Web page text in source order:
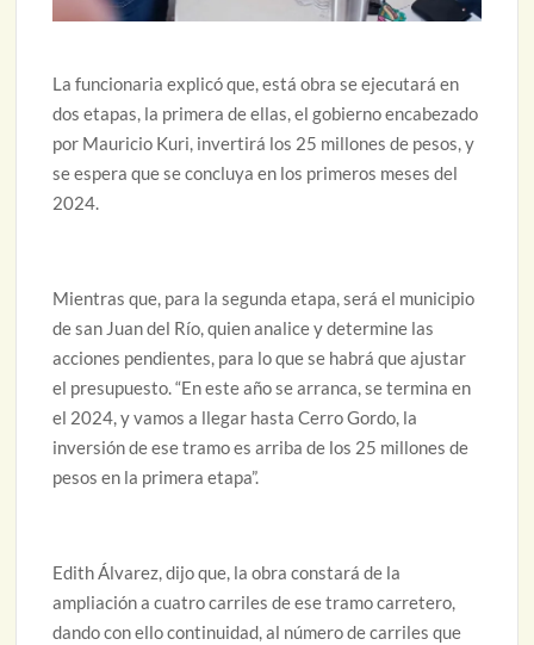
La funcionaria explicó que, está obra se ejecutará en
dos etapas, la primera de ellas, el gobierno encabezado
por Mauricio Kuri, invertirá los 25 millones de pesos, y
se espera que se concluya en los primeros meses del
2024.
Mientras que, para la segunda etapa, será el municipio
de san Juan del Río, quien analice y determine las
acciones pendientes, para lo que se habrá que ajustar
el presupuesto. “En este año se arranca, se termina en
el 2024, y vamos a llegar hasta Cerro Gordo, la
inversión de ese tramo es arriba de los 25 millones de
pesos en la primera etapa”.
Edith Álvarez, dijo que, la obra constará de la
ampliación a cuatro carriles de ese tramo carretero,
dando con ello continuidad, al número de carriles que